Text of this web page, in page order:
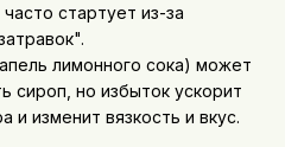
стартует из-за
лимонного сока) может
сироп, но избыток ускорит
и изменит вязкость и вкус.